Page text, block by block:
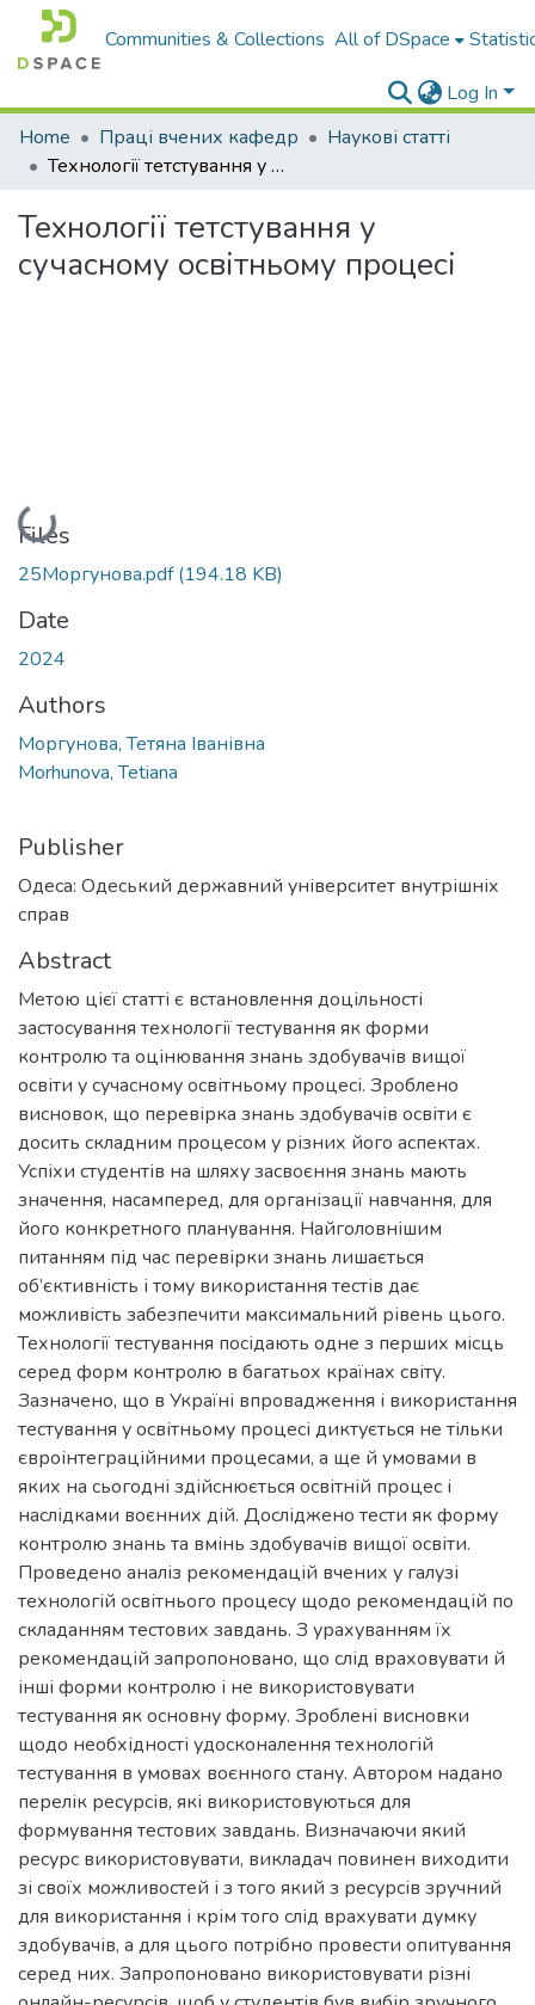
Communities & Collections All of DSpace
Log In
Home
Праці вчених кафедр
Наукові статті
Технології тетстування у сучасному освітньому процесі
Технології тетстування у
сучасному освітньому процесі
Loading...
Files
25Моргунова.pdf(194.18 KB)
Date
2024
Authors
Моргунова, Тетяна Іванівна
Morhunova, Tetiana
Publisher
Одеса: Одеський державний університет внутрішніх
справ
Abstract
Метою цієї статті є встановлення доцільності
застосування технології тестування як форми
контролю та оцінювання знань здобувачів вищої
освіти у сучасному освітньому процесі. Зроблено
висновок, що перевірка знань здобувачів освіти є
досить складним процесом у різних його аспектах.
Успіхи студентів на шляху засвоєння знань мають
значення, насамперед, для організації навчання, для
його конкретного планування. Найголовнішим
питанням під час перевірки знань лишається
об’єктивність і тому використання тестів дає
можливість забезпечити максимальний рівень цього.
Технології тестування посідають одне з перших місць
серед форм контролю в багатьох країнах світу.
Зазначено, що в Україні впровадження і використання
тестування у освітньому процесі диктується не тільки
євроінтеграційними процесами, а ще й умовами в
яких на сьогодні здійснюється освітній процес і
наслідками воєнних дій. Досліджено тести як форму
контролю знань та вмінь здобувачів вищої освіти.
Проведено аналіз рекомендацій вчених у галузі
технологій освітнього процесу щодо рекомендацій по
складанням тестових завдань. З урахуванням їх
рекомендацій запропоновано, що слід враховувати й
інші форми контролю і не використовувати
тестування як основну форму. Зроблені висновки
щодо необхідності удосконалення технологій
тестування в умовах воєнного стану. Автором надано
перелік ресурсів, які використовуються для
формування тестових завдань. Визначаючи який
ресурс використовувати, викладач повинен виходити
зі своїх можливостей і з того який з ресурсів зручний
для використання і крім того слід врахувати думку
здобувачів, а для цього потрібно провести опитування
серед них. Запропоновано використовувати різні